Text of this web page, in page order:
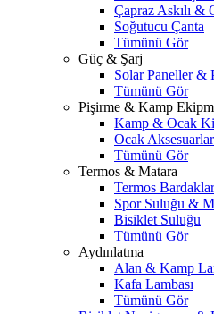
Çapraz Askılı &
Soğutucu Çanta
Tümünü Gör
Güç & Şarj
Solar Paneller &
Tümünü Gör
Pişirme & Kamp
Kamp & Ocak
Ocak
Tümünü Gör
Termos & Matara
Termos Bardaklar
Spor Suluğu &
Bisiklet Suluğu
Tümünü Gör
Aydınlatma
Alan & Kamp
Kafa Lambası
Tümünü Gör